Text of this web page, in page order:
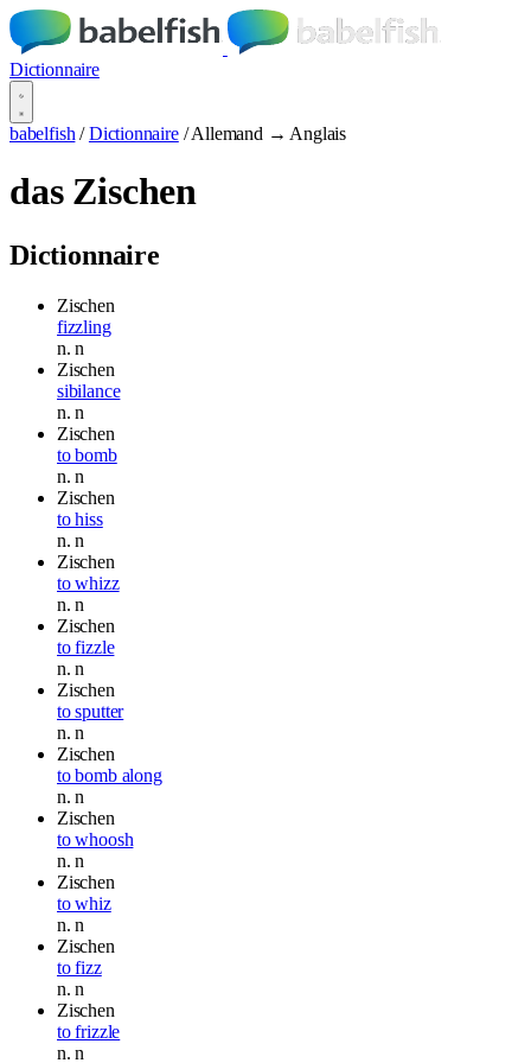
Dictionnaire
babelfish / Dictionnaire / Allemand → Anglais
das Zischen
Dictionnaire
Zischen
fizzling
n.n
Zischen
sibilance
n.n
Zischen
to bomb
n.n
Zischen
to hiss
n.n
Zischen
to whizz
n.n
Zischen
to fizzle
n.n
Zischen
to sputter
n.n
Zischen
to bomb along
n.n
Zischen
to whoosh
n.n
Zischen
to whiz
n.n
Zischen
to fizz
n.n
Zischen
to frizzle
n.n